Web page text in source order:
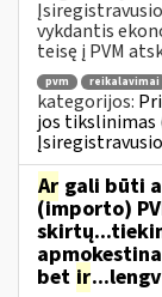
vykdantis
teisę į PVM
pvm reikalavimai
kategorijos:
jos tikslinimas
Ar gali būti
(importo)
bet ir